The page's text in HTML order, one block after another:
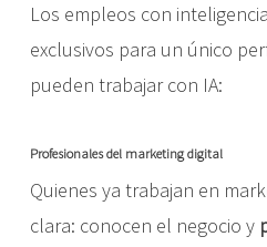
Los empleos con
exclusivos para un único
pueden trabajar con IA:
Profesionales del marketing digital
Quienes ya trabajan en
clara: conocen el negocio y